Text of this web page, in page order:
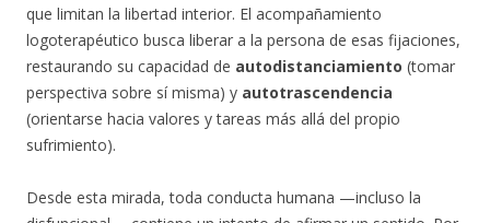
que limitan la libertad interior. El acompañamiento
logoterapéutico busca liberar a la persona de esas fijaciones,
restaurando su capacidad de autodistanciamiento (tomar
perspectiva sobre sí misma) y autotrascendencia
(orientarse hacia valores y tareas más allá del propio
sufrimiento).
Desde esta mirada, toda conducta humana —incluso la